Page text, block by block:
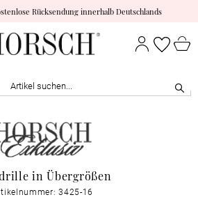
Rücksendung innerhalb Deutschlands
in Übergrößen
3425-16